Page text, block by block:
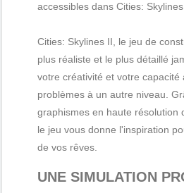
accessibles dans Cities: Skylines
Cities: Skylines II, le jeu de
plus réaliste et le plus détaillé
votre créativité et votre capacité
problèmes à un autre niveau.
graphismes en haute résolution
le jeu vous donne l'inspiration
de vos rêves.
UNE SIMULATION